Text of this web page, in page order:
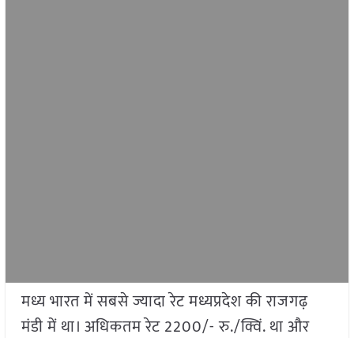
मध्य भारत में सबसे ज्यादा रेट मध्यप्रदेश की राजगढ़
मंडी में था। अधिकतम रेट 2200/- रु./क्विं. था और